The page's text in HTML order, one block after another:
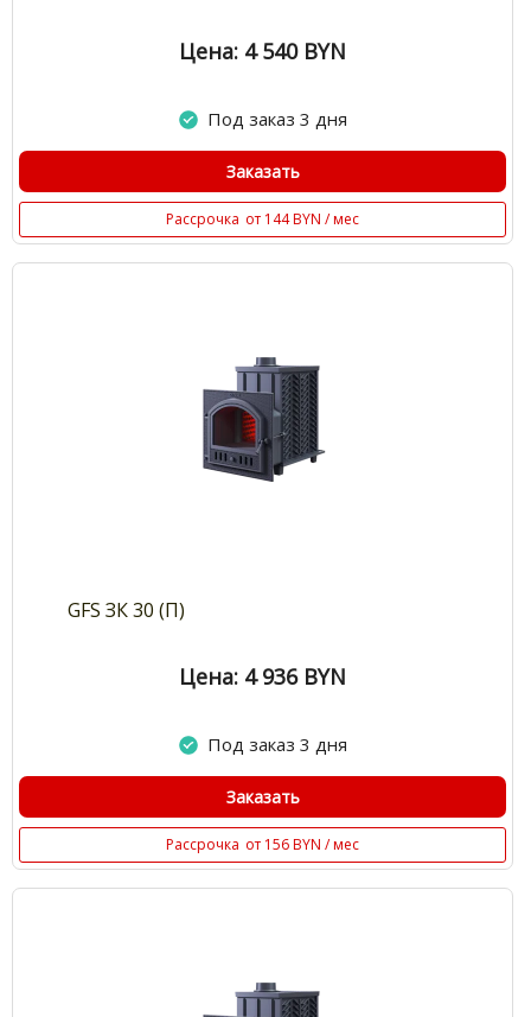
Цена: 4 540 BYN
Под заказ 3 дня
Заказать
Рассрочка от 144 BYN / мес
GFS ЗК 30 (П)
Цена: 4 936 BYN
Под заказ 3 дня
Заказать
Рассрочка от 156 BYN / мес